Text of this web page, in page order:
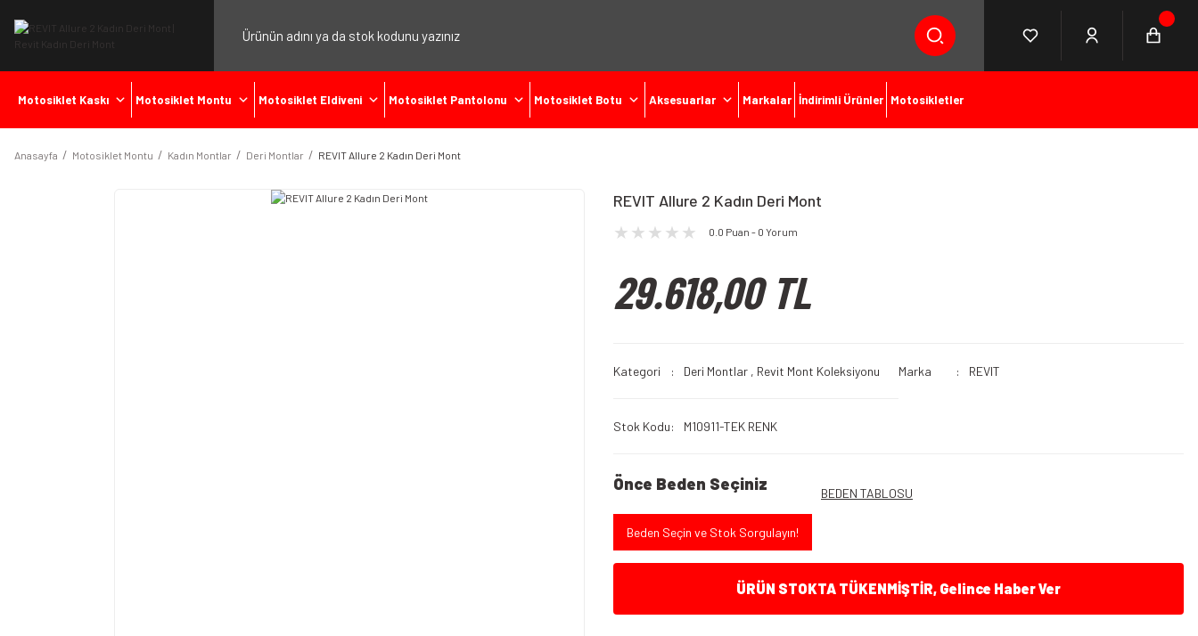
Motosiklet Kaskı Motosiklet Montu Motosiklet Eldiveni Motosiklet Pantolonu Motosiklet Botu Aksesuarlar Markalar İndirimli Ürünler Motosikletler
Anasayfa Motosiklet Montu Kadın Montlar Deri Montlar REVIT Allure 2 Kadın Deri Mont
REVIT Allure 2 Kadın Deri Mont
0.0 Puan - 0 Yorum
29.618,00 TL
Kategori Deri Montlar , Revit Mont Koleksiyonu Marka REVIT
Stok Kodu M10911-TEK RENK
Önce Beden Seçiniz BEDEN TABLOSU
Beden Seçin ve Stok Sorgulayın!
ÜRÜN STOKTA TÜKENMİŞTİR, Gelince Haber Ver